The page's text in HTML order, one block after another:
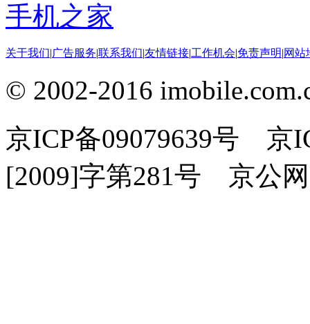
手机之家
关于我们|广告服务|联系我们|友情链接|工作机会|免责声明|网站
© 2002-2016
京ICP备09079639号 京
[2009]字第281号 京公网